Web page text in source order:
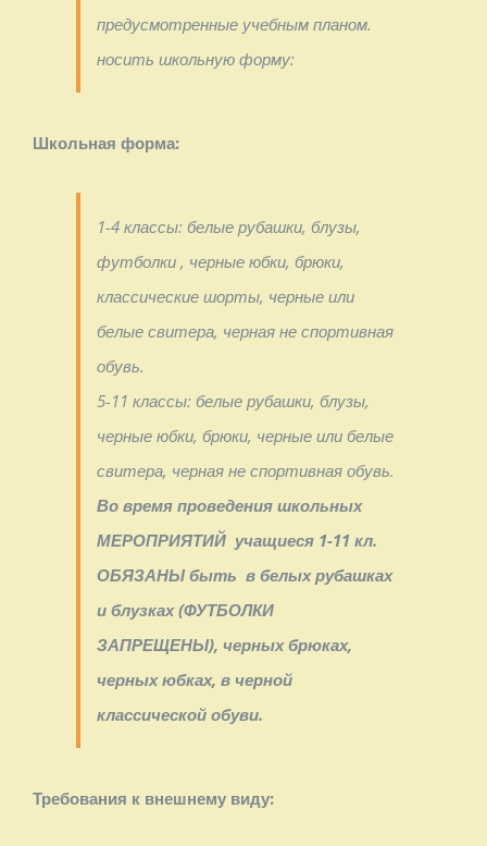
предусмотренные учебным планом.
носить школьную форму:
Школьная форма:
1-4 классы: белые рубашки, блузы,
футболки , черные юбки, брюки,
классические шорты, черные или
белые свитера, черная не спортивная
обувь.
5-11 классы: белые рубашки, блузы,
черные юбки, брюки, черные или белые
свитера, черная не спортивная обувь.
Во время проведения школьных
МЕРОПРИЯТИЙ учащиеся 1-11 кл.
ОБЯЗАНЫ быть в белых рубашках
и блузках (ФУТБОЛКИ
ЗАПРЕЩЕНЫ), черных брюках,
черных юбках, в черной
классической обуви.
Требования к внешнему виду: